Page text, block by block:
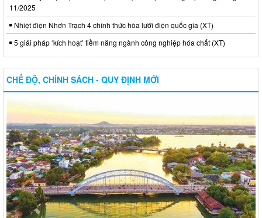
11/2025
Nhiệt điện Nhơn Trạch 4 chính thức hòa lưới điện quốc gia (XT)
5 giải pháp ‘kích hoạt’ tiềm năng ngành công nghiệp hóa chất (XT)
CHẾ ĐỘ, CHÍNH SÁCH - QUY ĐỊNH MỚI